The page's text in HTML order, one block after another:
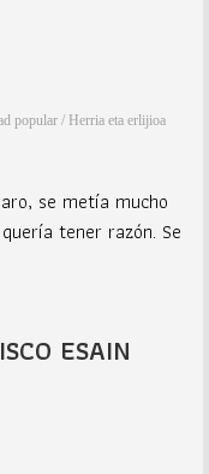
popular / Herria eta erlijioa
se metía mucho
tener razón. Se
ESAIN